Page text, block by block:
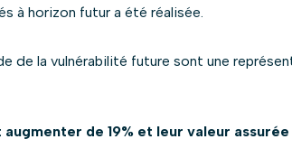
à horizon futur a été réalisée.
la vulnérabilité future sont une
de 19% et leur valeur assurée